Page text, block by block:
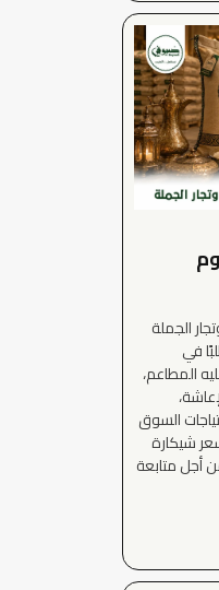
الجملة
في
المطاعم،
السوق
شيكارة
أجل متابعة